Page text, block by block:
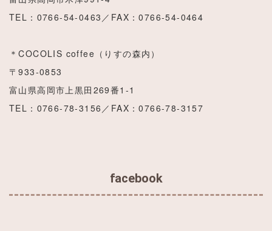
TEL：0766-54-0463／FAX：0766-54-0464
＊COCOLIS coffee（りすの森内）
〒933-0853
富山県高岡市上黒田269番1‐1
TEL：0766-78-3156／FAX：0766-78-3157
facebook